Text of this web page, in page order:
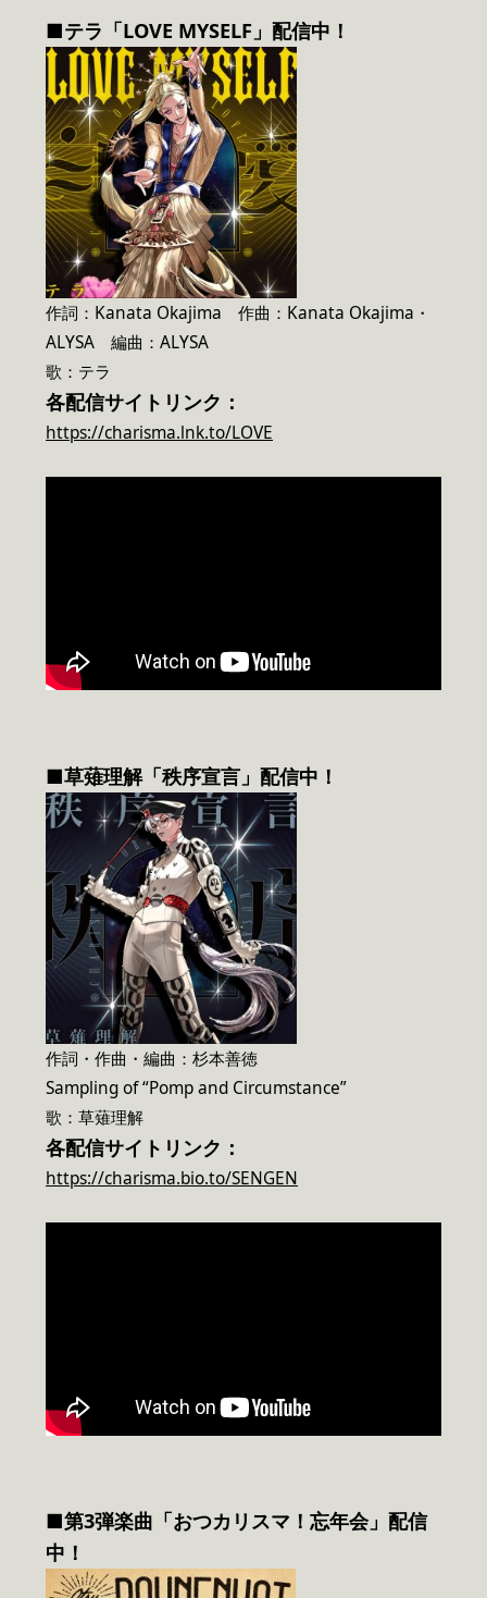
■テラ「LOVE MYSELF」配信中！
作詞：Kanata Okajima 作曲：Kanata Okajima・
ALYSA 編曲：ALYSA
歌：テラ
各配信サイトリンク：
https://charisma.lnk.to/LOVE
■草薙理解「秩序宣言」配信中！
作詞・作曲・編曲：杉本善徳
Sampling of “Pomp and Circumstance”
歌：草薙理解
各配信サイトリンク：
https://charisma.bio.to/SENGEN
■第3弾楽曲「おつカリスマ！忘年会」配信
中！